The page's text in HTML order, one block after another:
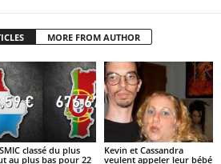
MORE FROM AUTHOR
classé du plus
au plus bas pour 22
Kevin et Cassandra
veulent appeler leur bébé